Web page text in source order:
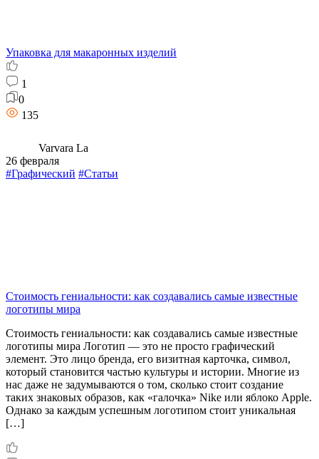
Упаковка для макаронных изделий
1
0
135
Varvara La
26 февраля
#Графический #Статьи
Стоимость гениальности: как создавались самые известные
логотипы мира
Стоимость гениальности: как создавались самые известные
логотипы мира Логотип — это не просто графический
элемент. Это лицо бренда, его визитная карточка, символ,
который становится частью культуры и истории. Многие из
нас даже не задумываются о том, сколько стоит создание
таких знаковых образов, как «галочка» Nike или яблоко Apple.
Однако за каждым успешным логотипом стоит уникальная
[…]